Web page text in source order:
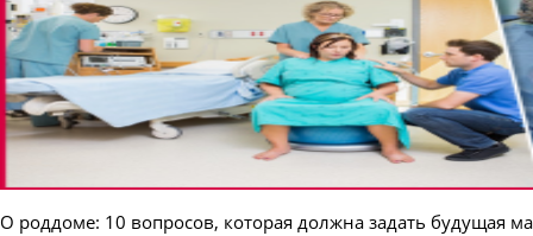
О роддоме: 10 вопросов, которая должна задать будущая